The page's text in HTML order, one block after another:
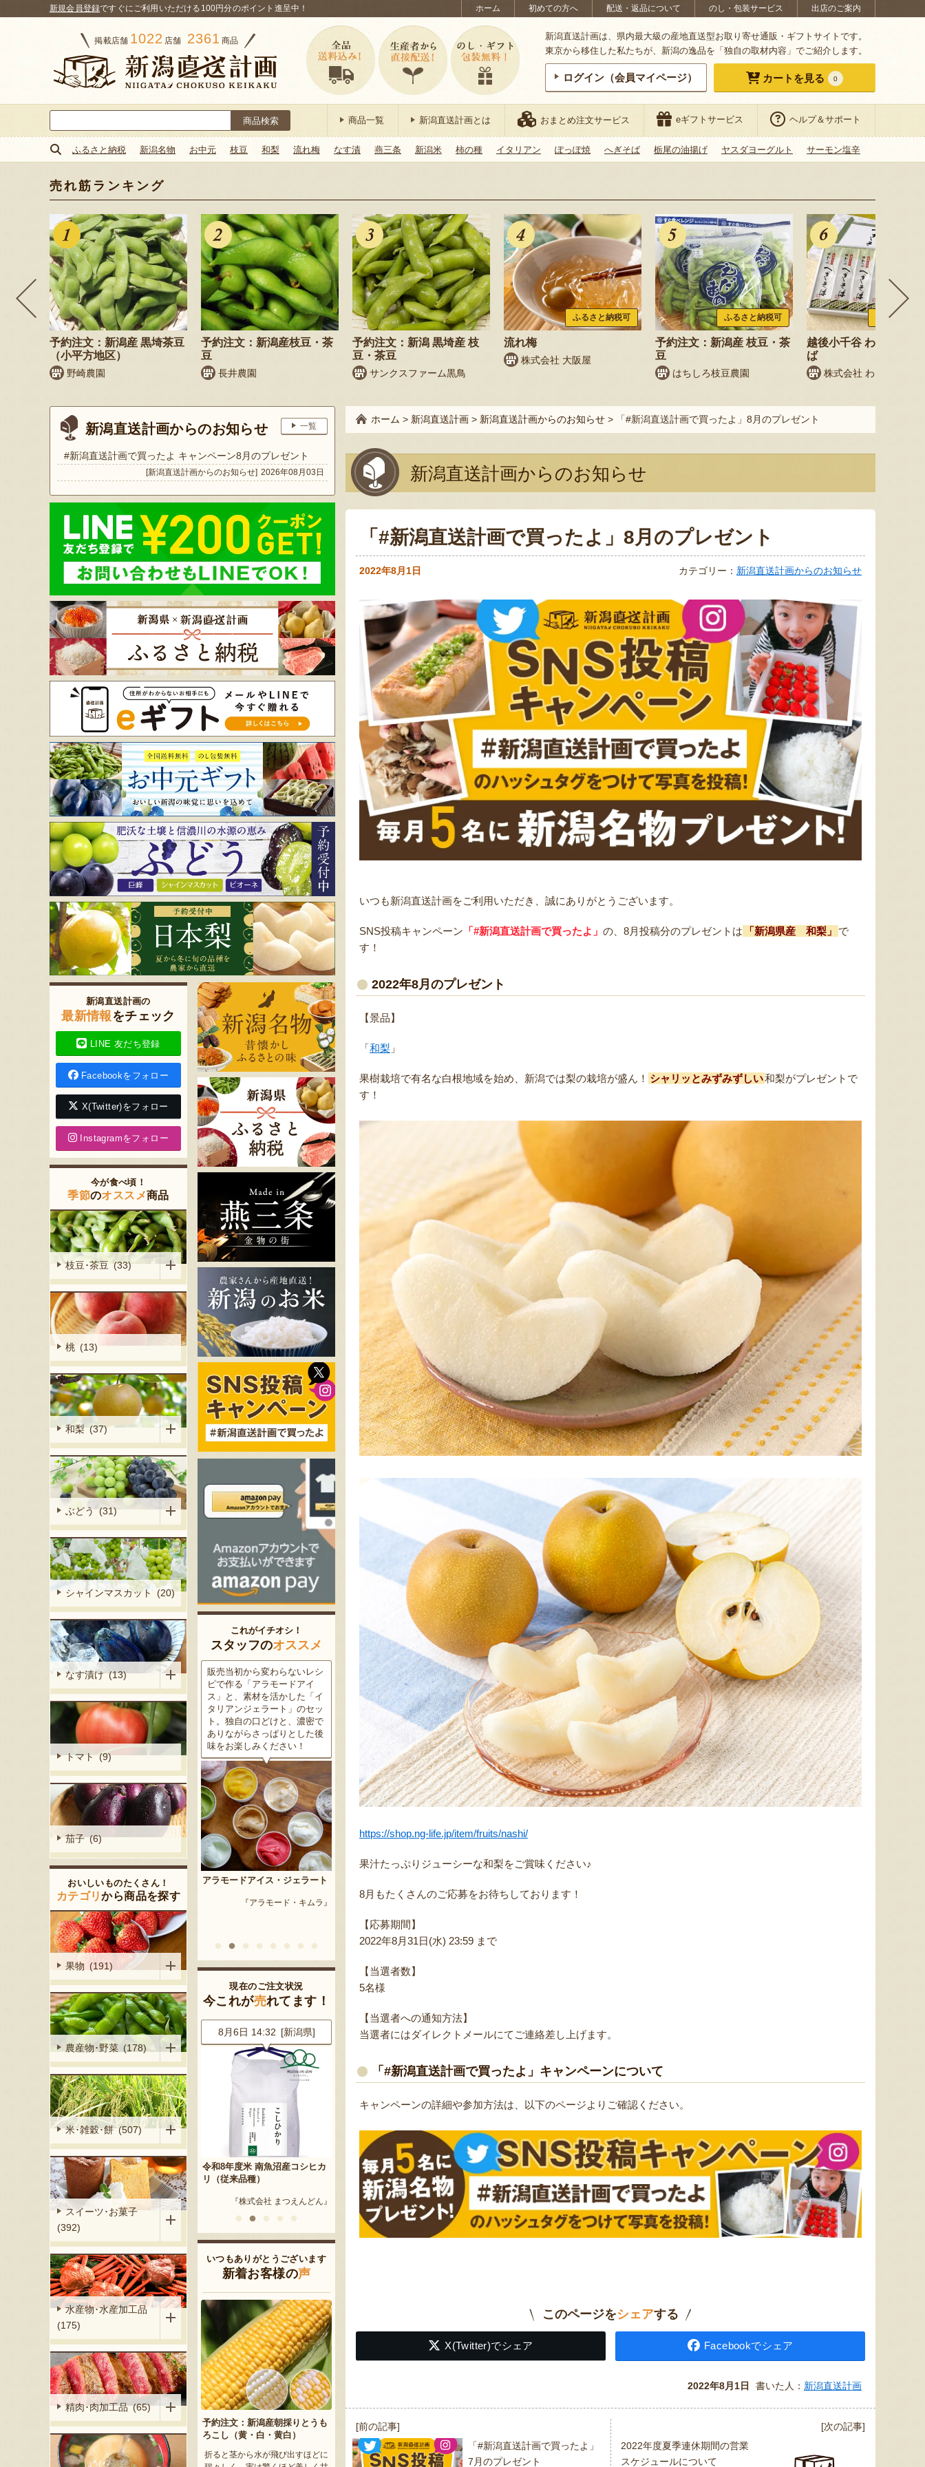
ホーム 初めての方へ 配送・返品について のし・包装サービス 出店のご案内
新規会員登録ですぐにご利用いただける100円分のポイント進呈中！
掲載店舗 1022 店舗 2361 商品
新潟直送計画は、県内最大級の産地直送型お取り寄せ通販・ギフトサイトです。
東京から移住した私たちが、新潟の逸品を「独自の取材内容」でご紹介します。
ログイン（会員マイページ） カートを見る 0
索:
商品一覧 新潟直送計画とは おまとめ注文サービス eギフトサービス ヘルプ＆サポート
ふるさと納税 新潟名物 お中元 枝豆 和梨 流れ梅 なす漬 燕三条 新潟米 柿の種 イタリアン ぽっぽ焼 へぎそば 栃尾の油揚げ ヤスダヨーグルト サーモン塩辛
売れ筋ランキング
予約注文：新潟産 黒埼茶豆
（小平方地区）
野崎農園
予約注文：新潟産枝豆・茶
豆
長井農園
予約注文：新潟 黒埼産 枝
豆・茶豆
サンクスファーム黒鳥
ふるさと納税可
流れ梅
株式会社 大阪屋
ふるさと納税可
予約注文：新潟産 枝豆・茶
豆
はちしろ枝豆農園
ふるさと納
越後小千谷 わたやのへ
ば
株式会社 わたや
新潟直送計画からのお知らせ 一覧
#新潟直送計画で買ったよ キャンペーン8月のプレゼント
[新潟直送計画からのお知らせ] 2026年08月03日
ホーム > 新潟直送計画 > 新潟直送計画からのお知らせ > 「#新潟直送計画で買ったよ」8月のプレゼント
新潟直送計画からのお知らせ
「#新潟直送計画で買ったよ」8月のプレゼント
2022年8月1日 カテゴリー： 新潟直送計画からのお知らせ
いつも新潟直送計画をご利用いただき、誠にありがとうございます。
SNS投稿キャンペーン 「#新潟直送計画で買ったよ」 の、8月投稿分のプレゼントは 「新潟県産 和梨」
で
す！
2022年8月のプレゼント
【景品】
「和梨 」
果樹栽培で有名な白根地域を始め、新潟では梨の栽培が盛ん！ シャリッとみずみずしい和梨がプレゼントで
す！
https://shop.ng-life.jp/item/fruits/nashi/
果汁たっぷりジューシーな和梨をご賞味ください♪
8月もたくさんのご応募をお待ちしております！
【応募期間】
2022年8月31日(水) 23:59 まで
【当選者数】
5名様
【当選者への通知方法】
当選者にはダイレクトメールにてご連絡差し上げます。
「#新潟直送計画で買ったよ」キャンペーンについて
キャンペーンの詳細や参加方法は、以下のページよりご確認ください。
このページをシェアする
X(Twitter)でシェア Facebookでシェア
2022年8月1日 書いた人： 新潟直送計画
投
稿
ナ
[前の記事]
「#新潟直送計画で買ったよ」
7月のプレゼント
[次の記事]
2022年度夏季連休期間の営業
スケジュールについて
新潟直送計画の
最新情報をチェック
LINE 友だち登録
Facebookをフォロー
X(Twitter)をフォロー
Instagramをフォロー
今が食べ頃！
季節のオススメ商品
枝豆･茶豆 (33)
桃 (13)
和梨 (37)
ぶどう (31)
シャインマスカット (20)
なす漬け (13)
トマト (9)
茄子 (6)
おいしいものたくさん！
カテゴリから商品を探す
果物 (191)
農産物･野菜 (178)
米･雑穀･餅 (507)
スイーツ･お菓子
(392)
水産物･水産加工品
(175)
精肉･肉加工品 (65)
これがイチオシ！
スタッフのオススメ
販売当初から変わらないレシ
ピで作る「アラモードアイ
ス」と、素材を活かした「イ
タリアンジェラート」のセッ
ト。独自の口どけと、濃密で
ありながらさっぱりとした後
味をお楽しみください！
アラモードアイス・ジェラート
『アラモード・キムラ』
この道50年の大ベテラン農家
が育てた美味しい新潟枝豆・
茶豆！手塩にかけて育てた枝
豆の甘味と深い香り、コクの
ある旨味を是非一度お試し下
さい。お中元にもオススメ！
予約注文：新潟産 枝豆・茶豆
新潟の夏と言えば大阪屋の流
れ梅！国産の梅果汁とくずき
り風のゼリーの相性が抜群。
爽やかな甘みとツルッとした
食感は一度食べたらクセにな
るはず！お中元にも喜ばれる
こと間違い無し！
『株式会社 大阪屋』
魚沼市だけで作られている
「深雪なす」を使ったなす漬
け。しっかりとした塩味が好
評で、地元の直売所で大人気
の商品です。夏はもちろん、
甘みがのった秋なすは特に絶
品。新米との相性も抜群で
す！
予約注文：魚沼の定番 まるつた
太田農園が手塩にかけて育て
たアールスメロン！イギリス
生まれの原種メロンの血をひ
く、「メロンの王様」とも呼
ばれる高級メロンを農園より
直送！お盆などの贈答用にも
おすすめです。
新潟市江南区で育てられた和
梨。有機質肥料と、すべての
実に袋をかける丁寧な手仕事
によって、濃厚な甘みと美し
い姿を持つ梨が生み出されま
す。「愛甘水」や「王秋」な
ど、旬の品種をお届けしま
す。
現在のご注文状況
今これが売れてます！
品さいとう』
8月6日 14:32 [新潟県]
令和8年度米 南魚沼産コシヒカ
リ（従来品種）
『株式会社 まつえんどん』
8月6日 14:22 [神奈川県]
アイスキャンディー
8月6日 14:20 [新潟県]
令和8年度米 岩船産コシヒカリ
『石栗農園』
8月6日 14:17 [東京都]
黒十全茄子漬け
『株式会社 坂井漬物商店』
村上名物 塩引き鮭
『株式会社 総合食品さいとう』
令和8年度米 南魚沼産コシヒカ
リ（従来品種）
『株式会社 まつえんどん』
いつもありがとうございます
新着お客様の声
予約注文：新潟産朝採りとうも
ろこし（黄・白・黄白）
折ると茎から水が飛び出すほどに